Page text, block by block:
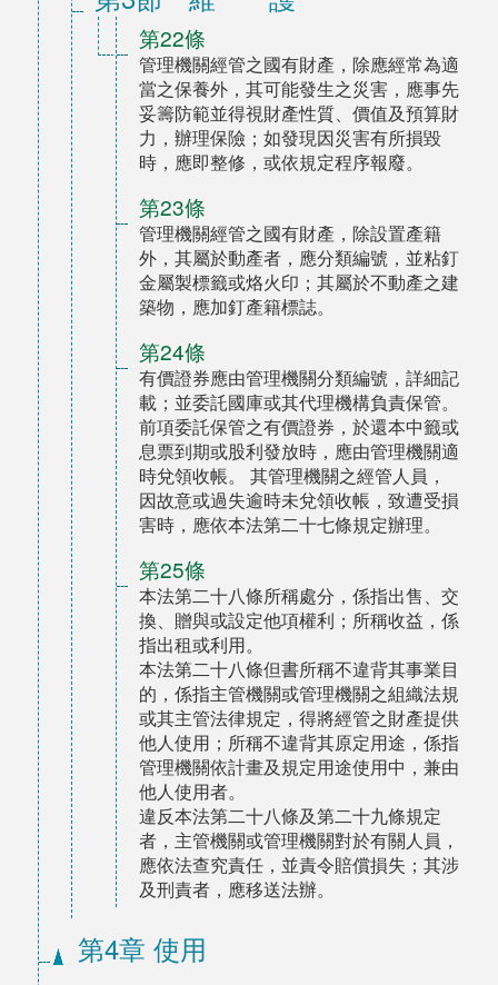
第22條
管理機關經管之國有財產，除應經常為適
當之保養外，其可能發生之災害，應事先
妥籌防範並得視財產性質、價值及預算財
力，辦理保險；如發現因災害有所損毀
時，應即整修，或依規定程序報廢。
第23條
管理機關經管之國有財產，除設置產籍
外，其屬於動產者，應分類編號，並粘釘
金屬製標籤或烙火印；其屬於不動產之建
築物，應加釘產籍標誌。
第24條
有價證券應由管理機關分類編號，詳細記
載；並委託國庫或其代理機構負責保管。
前項委託保管之有價證券，於還本中籤或
息票到期或股利發放時，應由管理機關適
時兌領收帳。 其管理機關之經管人員，
因故意或過失逾時未兌領收帳，致遭受損
害時，應依本法第二十七條規定辦理。
第25條
本法第二十八條所稱處分，係指出售、交
換、贈與或設定他項權利；所稱收益，係
指出租或利用。
本法第二十八條但書所稱不違背其事業目
的，係指主管機關或管理機關之組織法規
或其主管法律規定，得將經管之財產提供
他人使用；所稱不違背其原定用途，係指
管理機關依計畫及規定用途使用中，兼由
他人使用者。
違反本法第二十八條及第二十九條規定
者，主管機關或管理機關對於有關人員，
應依法查究責任，並責令賠償損失；其涉
及刑責者，應移送法辦。
第4章 使用